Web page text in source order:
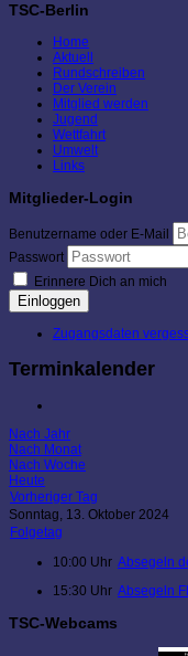
TSC-Berlin
Home
Aktuell
Rundschreiben
Der Verein
Mitglied werden
Jugend
Wettfahrt
Umwelt
Links
Mitglieder-Login
Benutzername oder E-Mail
Passwort
Erinnere Dich an mich
Einloggen
Zugangsdaten
Terminkalender
Nach Jahr
Nach Monat
Nach Woche
Heute
Vorheriger Tag
Sonntag, 13. Oktober 2024
Folgetag
10:00 Uhr Absegeln
15:30 Uhr Absegeln
TSC-Webcams